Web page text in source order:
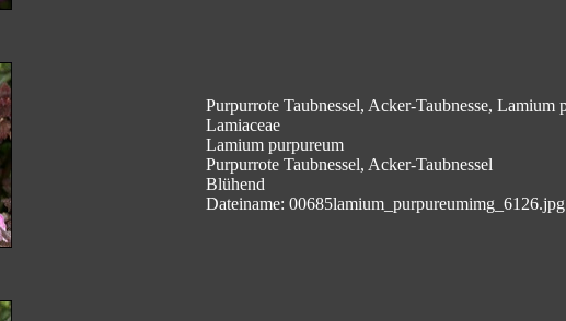
Purpurrote Taubnessel, Acker-Taubnesse, Lamium
Lamiaceae
Lamium purpureum
Purpurrote Taubnessel, Acker-Taubnessel
Blühend
Dateiname: 00685lamium_purpureumimg_6126.jpg